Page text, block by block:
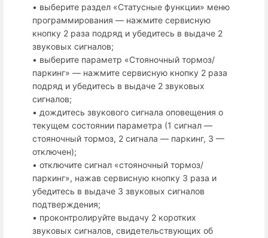
• выберите раздел «Статусные функции» меню
программирования — нажмите сервисную
кнопку 2 раза подряд и убедитесь в выдаче 2
звуковых сигналов;
• выберите параметр «Стояночный тормоз/
паркинг» — нажмите сервисную кнопку 2 раза
подряд и убедитесь в выдаче 2 звуковых
сигналов;
• дождитесь звукового сигнала оповещения о
текущем состоянии параметра (1 сигнал —
стояночный тормоз, 2 сигнала — паркинг, 3 —
отключен);
• отключите сигнал «стояночный тормоз/
паркинг», нажав сервисную кнопку 3 раза и
убедитесь в выдаче 3 звуковых сигналов
подтверждения;
• проконтролируйте выдачу 2 коротких
звуковых сигналов, свидетельствующих об